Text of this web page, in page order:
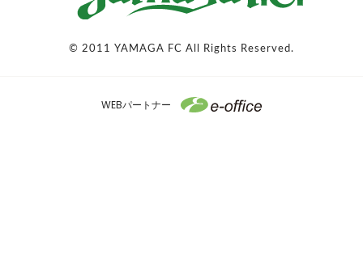
© 2011 YAMAGA FC All Rights Reserved.
WEBパートナー